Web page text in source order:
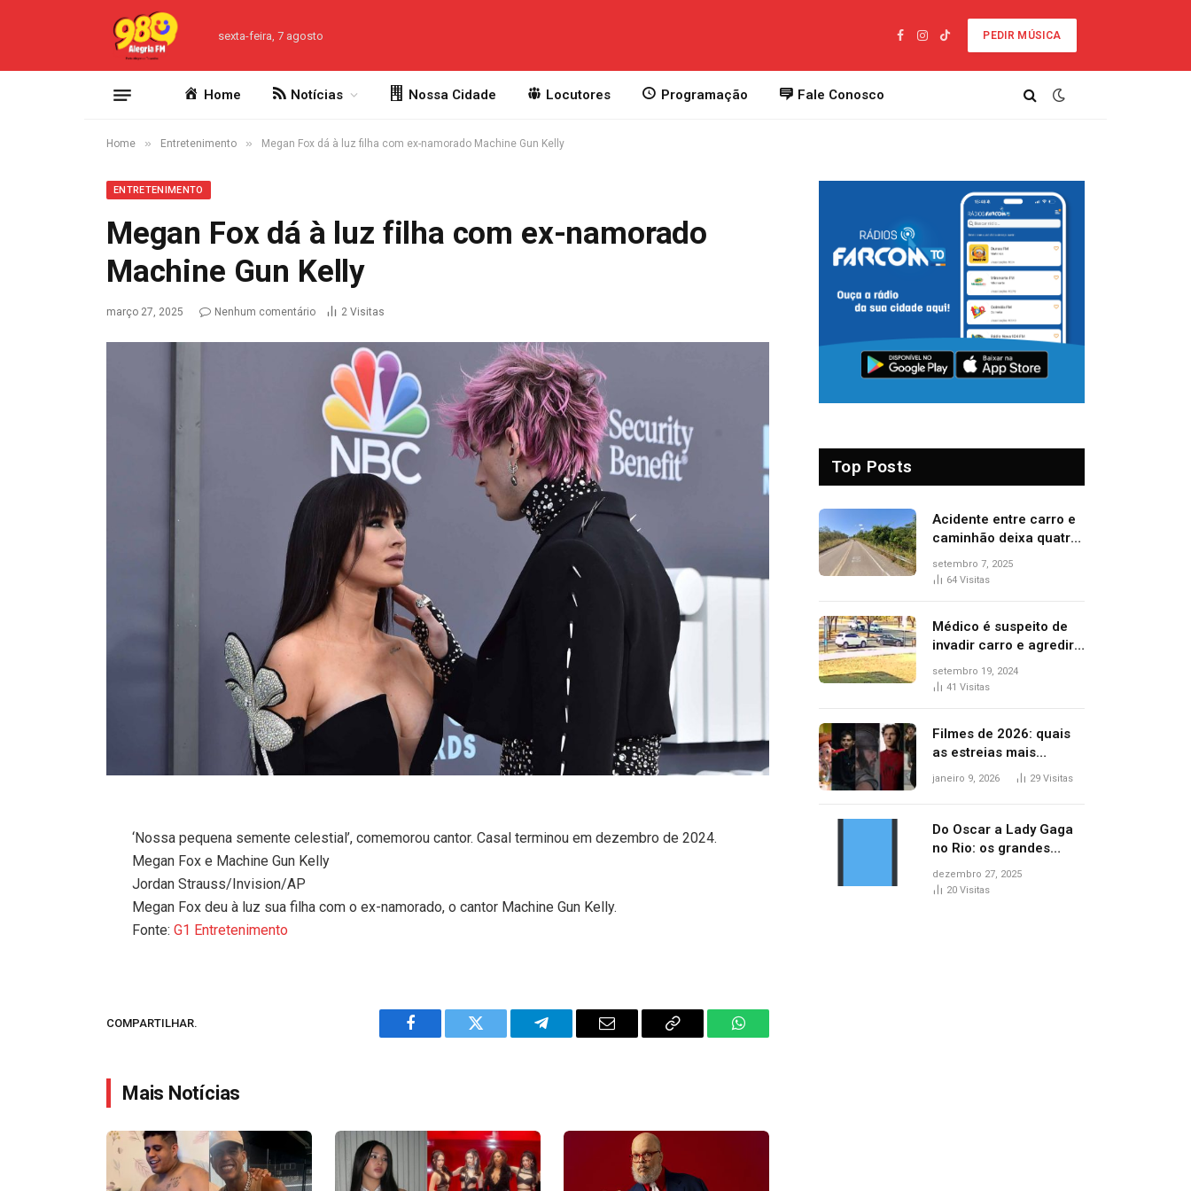
sexta-feira, 7 agosto
Facebook
Instagram
TikTok
PEDIR MÚSICA
Home Notícias Nossa Cidade Locutores Programação Fale Conosco
Home » Entretenimento » Megan Fox dá à luz filha com ex-namorado Machine Gun Kelly
ENTRETENIMENTO
Megan Fox dá à luz filha com ex-namorado
Machine Gun Kelly
março 27, 2025 Nenhum comentário 2 Visitas
‘Nossa pequena semente celestial’, comemorou cantor. Casal terminou em dezembro de 2024.
Megan Fox e Machine Gun Kelly
Jordan Strauss/Invision/AP
Megan Fox deu à luz sua filha com o ex-namorado, o cantor Machine Gun Kelly.
Fonte:G1 Entretenimento
COMPARTILHAR.
Facebook Twitter Telegram Email
Copy
WhatsApp
Mais Notícias
Top Posts
Acidente entre carro e
caminhão deixa quatro
pessoas feridas e uma
mulher morta na TO-
setembro 7, 2025
64 Visitas
Médico é suspeito de
invadir carro e agredir
delegado aposentado
durante confusão no
setembro 19, 2024
41 Visitas
Filmes de 2026: quais
as estreias mais
aguardadas do ano?
janeiro 9, 2026 29 Visitas
Do Oscar a Lady Gaga
no Rio: os grandes
marcos da cultura em
2025
dezembro 27, 2025
20 Visitas